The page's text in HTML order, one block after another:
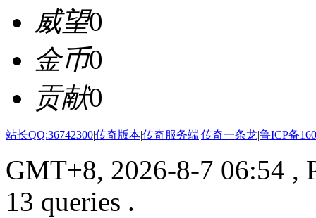
威望0
金币0
贡献0
站长QQ:36742300|传奇版本|传奇服务端|传奇一条龙|鲁ICP备
GMT+8, 2026-8-7 06:54 ,
13 queries .